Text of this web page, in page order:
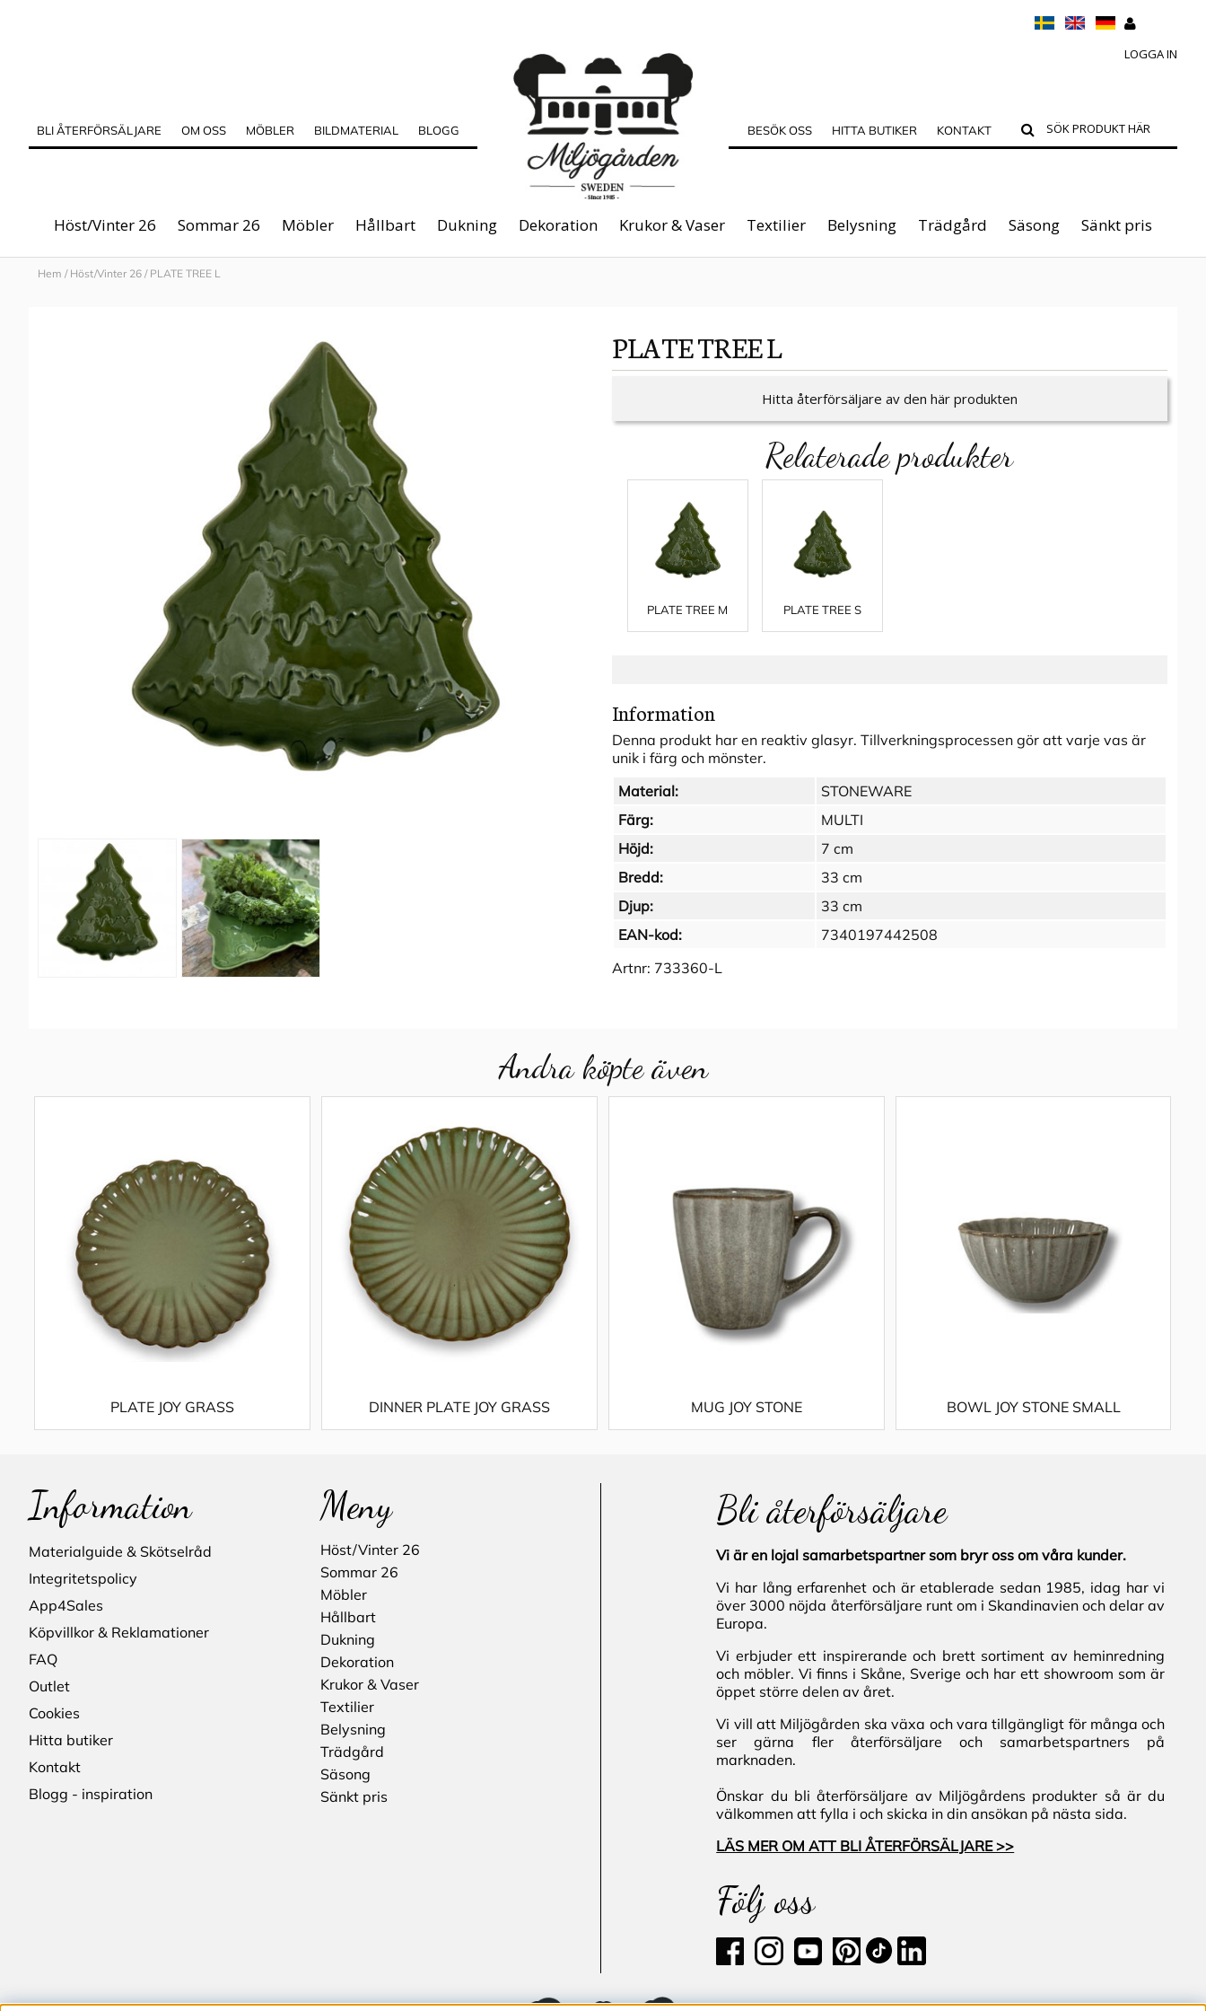
LOGGA IN
BLI ÅTERFÖRSÄLJARE OM OSS MÖBLER BILDMATERIAL BLOGG BESÖK OSS HITTA BUTIKER KONTAKT
Höst/Vinter 26 Sommar 26 Möbler Hållbart Dukning Dekoration Krukor & Vaser Textilier Belysning Trädgård Säsong Sänkt pris
Hem / Höst/Vinter 26 / PLATE TREE L
PLATE TREE L
Hitta återförsäljare av den här produkten
Relaterade produkter
PLATE TREE M PLATE TREE S
Information
Denna produkt har en reaktiv glasyr. Tillverkningsprocessen gör att varje vas är
unik i färg och mönster.
Material:
STONEWARE
Färg:
MULTI
Höjd:
7 cm
Bredd:
33 cm
Djup:
33 cm
EAN-kod:
7340197442508
Artnr: 733360-L
Andra köpte även
PLATE JOY GRASS DINNER PLATE JOY GRASS MUG JOY STONE BOWL JOY STONE SMALL
Information
Materialguide & Skötselråd
Integritetspolicy
App4Sales
Köpvillkor & Reklamationer
FAQ
Outlet
Cookies
Hitta butiker
Kontakt
Blogg - inspiration
Meny
Höst/Vinter 26
Sommar 26
Möbler
Hållbart
Dukning
Dekoration
Krukor & Vaser
Textilier
Belysning
Trädgård
Säsong
Sänkt pris
Bli återförsäljare
Vi är en lojal samarbetspartner som bryr oss om våra kunder.
Vi har lång erfarenhet och är etablerade sedan 1985, idag har vi
över 3000 nöjda återförsäljare runt om i Skandinavien och delar av
Europa.
Vi erbjuder ett inspirerande och brett sortiment av heminredning
och möbler. Vi finns i Skåne, Sverige och har ett showroom som är
öppet större delen av året.
Vi vill att Miljögården ska växa och vara tillgängligt för många och
ser gärna fler återförsäljare och samarbetspartners på
marknaden.
Önskar du bli återförsäljare av Miljögårdens produkter så är du
välkommen att fylla i och skicka in din ansökan på nästa sida.
LÄS MER OM ATT BLI ÅTERFÖRSÄLJARE >>
Följ oss